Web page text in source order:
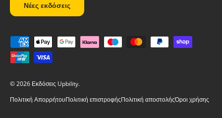
Νέες εκδόσεις
Δεκτοί τρόποι πληρωμής
© 2026 Εκδόσεις Upbility.
Πολιτική ΑπορρήτουΠολιτική επιστροφήςΠολιτική αποστολήςΌροι χρήσης